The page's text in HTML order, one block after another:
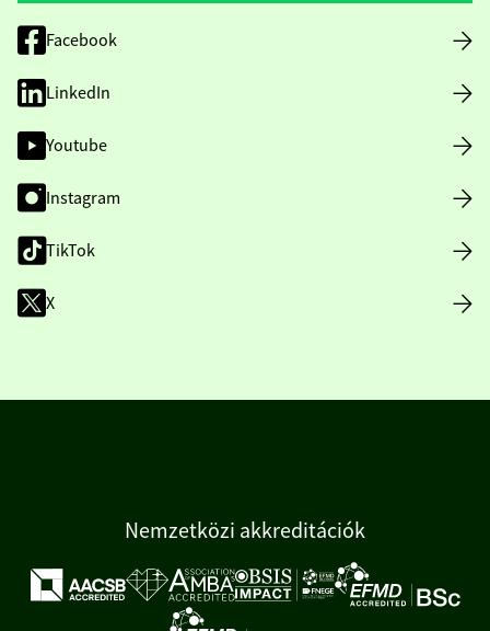
Facebook
LinkedIn
Youtube
Instagram
TikTok
X
Nemzetközi akkreditációk